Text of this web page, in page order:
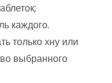
каждого.
только хну или
выбранного